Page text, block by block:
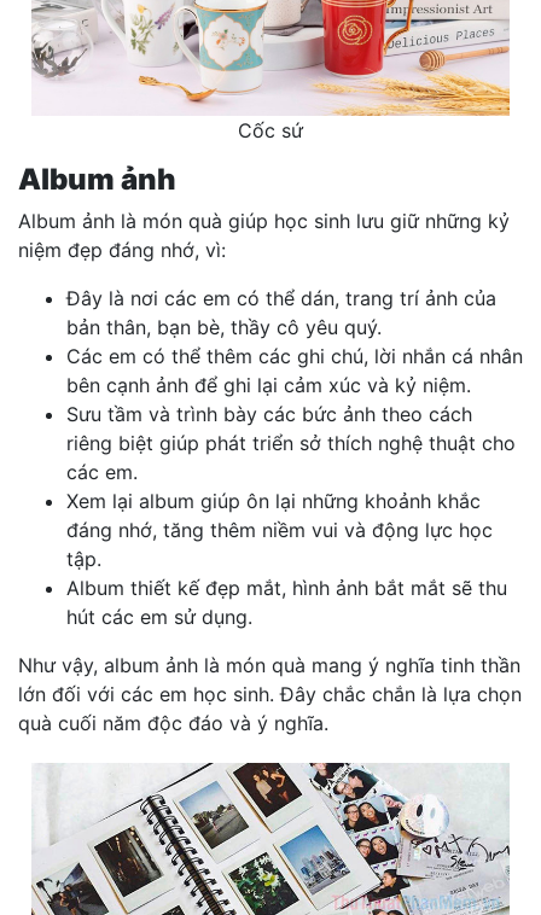
Cốc sứ
Album ảnh
Album ảnh là món quà giúp học sinh lưu giữ những kỷ
niệm đẹp đáng nhớ, vì:
Đây là nơi các em có thể dán, trang trí ảnh của
bản thân, bạn bè, thầy cô yêu quý.
Các em có thể thêm các ghi chú, lời nhắn cá nhân
bên cạnh ảnh để ghi lại cảm xúc và kỷ niệm.
Sưu tầm và trình bày các bức ảnh theo cách
riêng biệt giúp phát triển sở thích nghệ thuật cho
các em.
Xem lại album giúp ôn lại những khoảnh khắc
đáng nhớ, tăng thêm niềm vui và động lực học
tập.
Album thiết kế đẹp mắt, hình ảnh bắt mắt sẽ thu
hút các em sử dụng.
Như vậy, album ảnh là món quà mang ý nghĩa tinh thần
lớn đối với các em học sinh. Đây chắc chắn là lựa chọn
quà cuối năm độc đáo và ý nghĩa.